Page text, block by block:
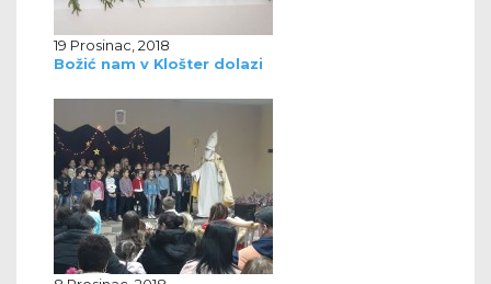
19 Prosinac, 2018
Božić nam v Klošter dolazi